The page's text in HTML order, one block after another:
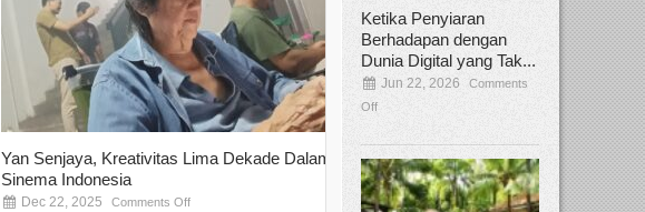
Yan Senjaya, Kreativitas Lima Dekade Dalam
Sinema Indonesia
Dec 22, 2025 Comments Off
Tamee Irelly Menjadi Juri Open
Film Terbaru...
Sep 08, 2025 Comments Off
Ketika Penyiaran
Berhadapan dengan
Dunia Digital yang Tak...
Jun 22, 2026
Comments
Off